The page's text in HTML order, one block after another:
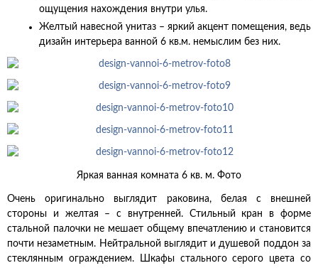
ощущения нахождения внутри улья.
Желтый навесной унитаз – яркий акцент помещения, ведь
дизайн интерьера ванной 6 кв.м. немыслим без них.
Яркая ванная комната 6 кв. м. Фото
Очень оригинально выглядит раковина, белая с внешней
стороны и желтая – с внутренней. Стильный кран в форме
стальной палочки не мешает общему впечатлению и становится
почти незаметным. Нейтральной выглядит и душевой поддон за
стеклянным ограждением. Шкафы стального серого цвета со